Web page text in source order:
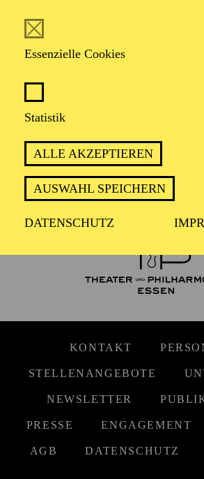
Essenzielle Cookies
Statistik
ALLE AKZEPTIEREN
AUSWAHL SPEICHERN
DATENSCHUTZ
Theater Bremen, dem Stadttheater
Staatstheater Braunschweig, dem
dem Staatsschauspiel Dresden.
FOLGE UNS AUF
KONTAKT
STELLENANGEBOTE
NEWSLETTER
PRESSE ENGAGEMENT
AGB DATENSCHUTZ